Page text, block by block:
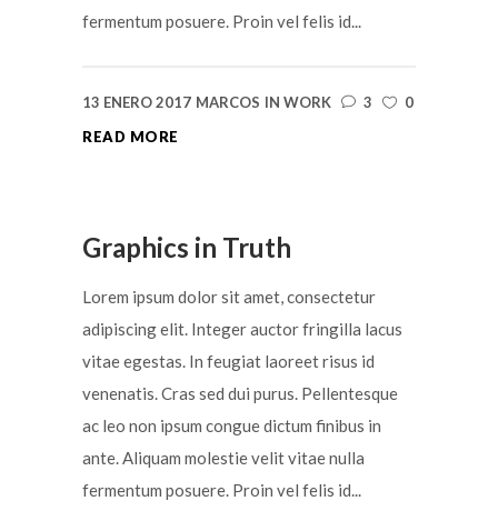
fermentum posuere. Proin vel felis id...
13 ENERO 2017 MARCOS IN WORK 3
0
READ MORE
Graphics in Truth
Lorem ipsum dolor sit amet, consectetur
adipiscing elit. Integer auctor fringilla lacus
vitae egestas. In feugiat laoreet risus id
venenatis. Cras sed dui purus. Pellentesque
ac leo non ipsum congue dictum finibus in
ante. Aliquam molestie velit vitae nulla
fermentum posuere. Proin vel felis id...